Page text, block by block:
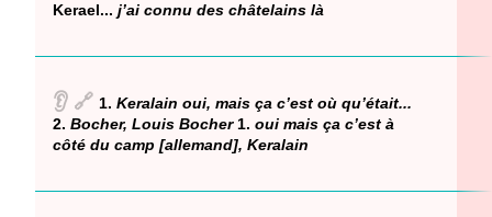
Kerael... j’ai connu des châtelains là
👂 🔗 1. Keralain oui, mais ça c’est où qu’était...
2. Bocher, Louis Bocher1. oui mais ça c’est à
côté du camp [allemand], Keralain